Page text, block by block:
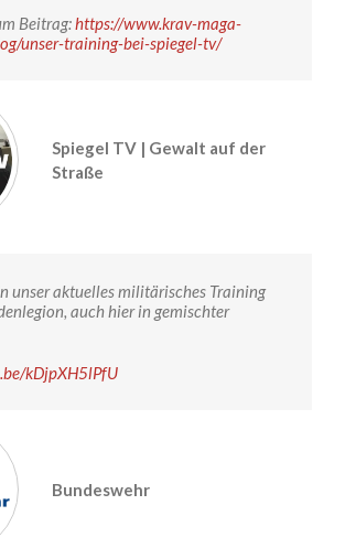
Beitrag:https://www.krav-maga-
unser-training-bei-spiegel-tv/
Spiegel TV | Gewalt auf der
Straße
unser aktuelles militärisches Training
auch hier in gemischter
kDjpXH5lPfU
Bundeswehr